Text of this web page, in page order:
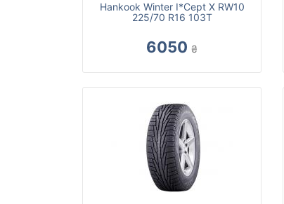
Hankook Winter I*Cept X RW10
225/70 R16 103T
6050 ₴